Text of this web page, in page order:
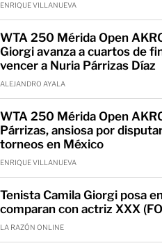
ENRIQUE VILLANUEVA
WTA 250 Mérida Open
Giorgi avanza a cuartos de
vencer a Nuria Párrizas Díaz
ALEJANDRO AYALA
WTA 250 Mérida Open
Párrizas, ansiosa por
torneos en México
ENRIQUE VILLANUEVA
Tenista Camila Giorgi posa
comparan con actriz XXX
LA RAZÓN ONLINE